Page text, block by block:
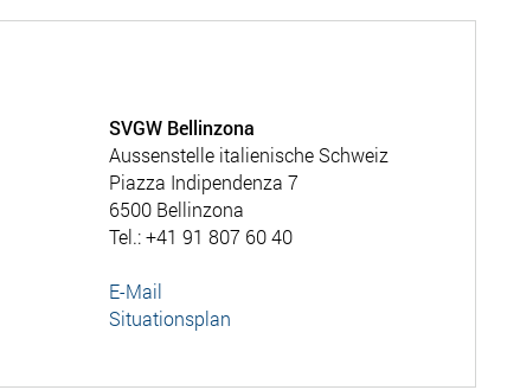
SVGW Bellinzona
Aussenstelle italienische Schweiz
Piazza Indipendenza 7
6500 Bellinzona
Tel.: +41 91 807 60 40
E-Mail
Situationsplan